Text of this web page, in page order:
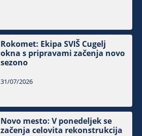
Rokomet: Ekipa SVIŠ Cugelj
okna s pripravami začenja novo
sezono
31/07/2026
Novo mesto: V ponedeljek se
začenja celovita rekonstrukcija